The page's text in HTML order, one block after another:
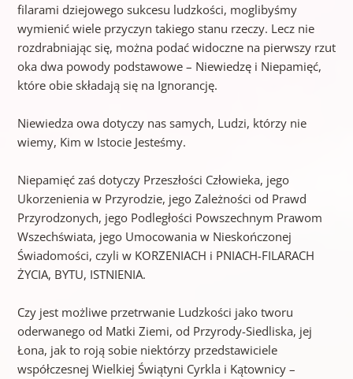
filarami dziejowego sukcesu ludzkości, moglibyśmy
wymienić wiele przyczyn takiego stanu rzeczy. Lecz nie
rozdrabniając się, można podać widoczne na pierwszy rzut
oka dwa powody podstawowe – Niewiedzę i Niepamięć,
które obie składają się na Ignorancję.
Niewiedza owa dotyczy nas samych, Ludzi, którzy nie
wiemy, Kim w Istocie Jesteśmy.
Niepamięć zaś dotyczy Przeszłości Człowieka, jego
Ukorzenienia w Przyrodzie, jego Zależności od Prawd
Przyrodzonych, jego Podległości Powszechnym Prawom
Wszechświata, jego Umocowania w Nieskończonej
Świadomości, czyli w KORZENIACH i PNIACH-FILARACH
ŻYCIA, BYTU, ISTNIENIA.
Czy jest możliwe przetrwanie Ludzkości jako tworu
oderwanego od Matki Ziemi, od Przyrody-Siedliska, jej
Łona, jak to roją sobie niektórzy przedstawiciele
współczesnej Wielkiej Świątyni Cyrkla i Kątownicy –